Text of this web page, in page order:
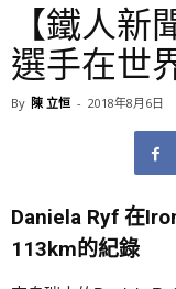
【鐵人
選手在世
By 陳 立恒 - 2018年8月6日
Daniela Ryf 在
113km的紀錄